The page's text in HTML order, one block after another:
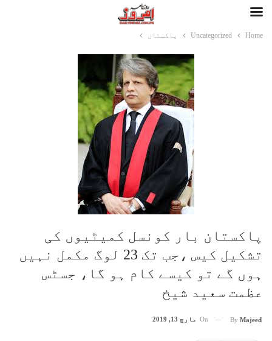
Home
Uncategorized پاکستان
پاکستان بار کونسل کمیٹیوں کی
تشکیل کیس ،جب تک 23 لوگ مکمل نہیں
ہوں گے تو کیسے کام ہو گا، جسٹس
عظمت سعید شیخ
By Majeed
On مارچ 13, 2019